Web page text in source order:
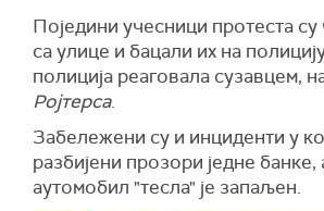
Поједини учесници протеста
са улице и бацали их на
полиција реаговала сузавцем,
Ројтерса.
Забележени су и инциденти у
разбијени прозори једне банке,
аутомобил "тесла" је запаљен.